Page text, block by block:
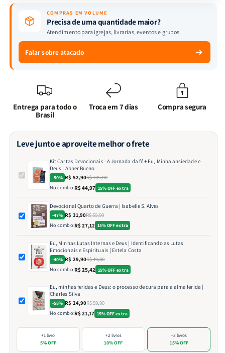
Deus
Abner
Bueno
e
Deus
|
Bueno
COMPRAS EM VOLUME
Precisa de uma quantidade maior?
Atendimento para igrejas, livrarias, eventos e grupos.
Falar sobre atacado
Entrega para todo o
Brasil
Troca em 7 dias Compra segura
Leve junto e aproveite melhor o frete
Kit Cartas Devocionais - A Jornada da fé + Eu, Minha ansiedade e
Deus | Abner Bueno
-50% R$ 52,90R$ 105,80
No combo:R$ 44,97 15% OFF extra
Devocional Quarto de Guerra | Isabelle S. Alves
-47% R$ 31,90R$ 59,90
No combo:R$ 27,12 15% OFF extra
Eu, Minhas Lutas Internas e Deus | Identificando as Lutas
Emocionais e Espirituais | Estela Costa
-40% R$ 29,90R$ 49,80
No combo:R$ 25,42 15% OFF extra
Eu, minhas feridas e Deus: o processo de cura para a alma ferida |
Charles Silva
-58% R$ 24,90R$ 59,90
No combo:R$ 21,17 15% OFF extra
+1 livro
5% OFF
+2 livros
10% OFF
+3 livros
15% OFF